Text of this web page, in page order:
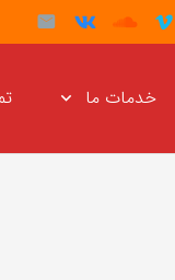
خدمات ما